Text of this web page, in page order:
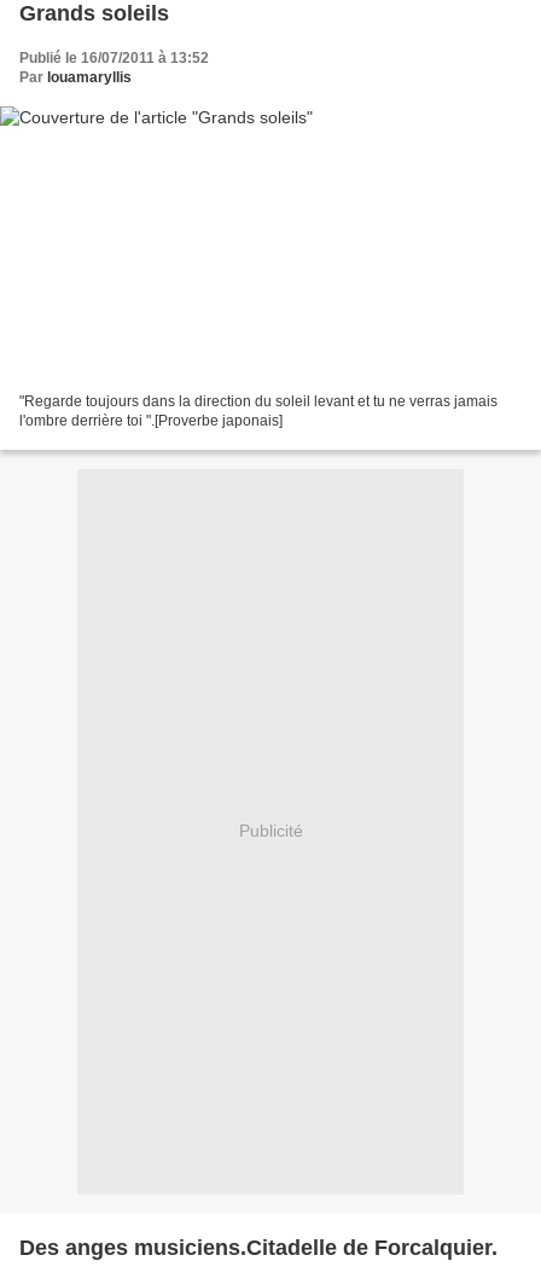
Grands soleils
Publié le 16/07/2011 à 13:52
Par louamaryllis
"Regarde toujours dans la direction du soleil levant et tu ne verras jamais
l'ombre derrière toi ".[Proverbe japonais]
Publicité
Des anges musiciens.Citadelle de Forcalquier.